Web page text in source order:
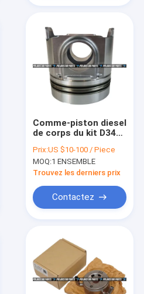
Comme-piston diesel
de corps du kit D3412
piston de
Prix:US $10-100 / Piece
MOQ:1 ENSEMBLE
Trouvez les derniers prix
Contactez